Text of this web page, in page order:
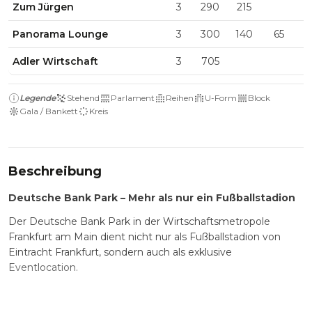
Zum Jürgen 3 290 215
Panorama Lounge 3 300 140 65
Adler Wirtschaft 3 705
Legende Stehend Parlament Reihen U-Form
Block
Gala / Bankett
Kreis
Beschreibung
Deutsche Bank Park – Mehr als nur ein Fußballstadion
Der Deutsche Bank Park in der Wirtschaftsmetropole
Frankfurt am Main dient nicht nur als Fußballstadion von
Eintracht Frankfurt, sondern auch als exklusive
Eventlocation.